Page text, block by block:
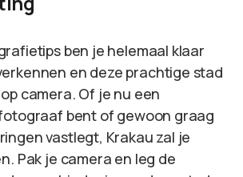
ben je helemaal klaar
en deze prachtige stad
camera. Of je nu een
bent of gewoon graag
vastlegt, Krakau zal je
Pak je camera en leg de